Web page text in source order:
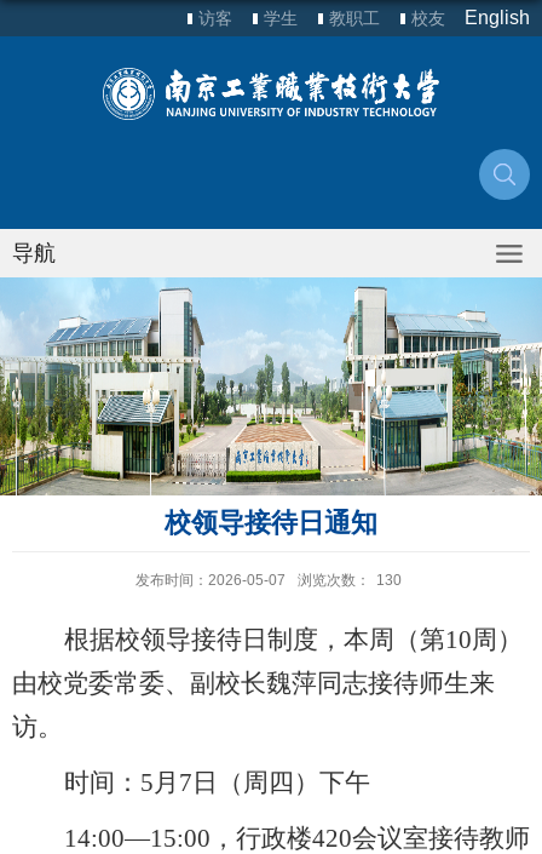
访客 学生 教职工 校友 English
导航
校领导接待日通知
发布时间：2026-05-07 浏览次数： 130
根据校领导接待日制度，本周（第10周）
由校党委常委、副校长魏萍同志接待师生来
访。
时间： 5月 7 日（周四）下午
14:00—15:00，行政楼420会议室接待教师